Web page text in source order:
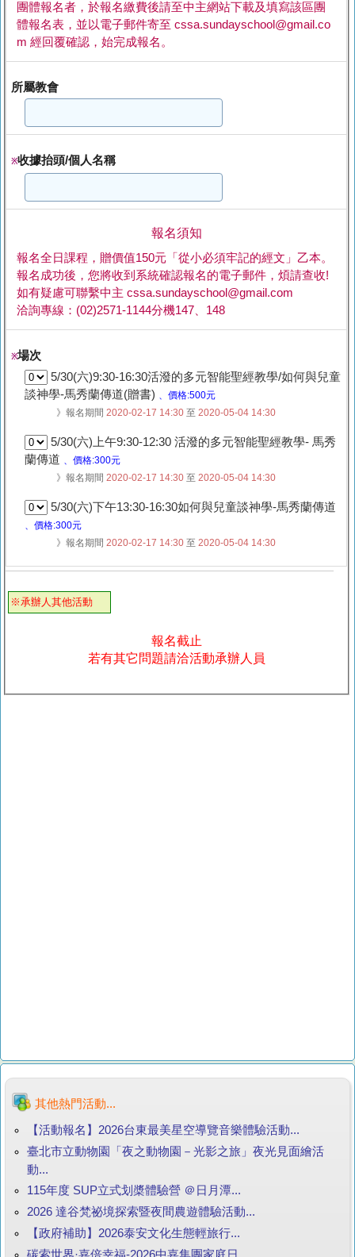
團體報名者，於報名繳費後請至中主網站下載及填寫該區團
體報名表，並以電子郵件寄至 cssa.sundayschool@gmail.co
m 經回覆確認，始完成報名。
所屬教會
※收據抬頭/個人名稱
報名須知
報名全日課程，贈價值150元「從小必須牢記的經文」乙本。
報名成功後，您將收到系統確認報名的電子郵件，煩請查收!
如有疑慮可聯繫中主 cssa.sundayschool@gmail.com
洽詢專線：(02)2571-1144分機147、148
※場次
5/30(六)9:30-16:30活潑的多元智能聖經教學/如何與兒童
談神學-馬秀蘭傳道(贈書) 、價格:500元
》報名期間 2020-02-17 14:30 至 2020-05-04 14:30
5/30(六)上午9:30-12:30 活潑的多元智能聖經教學- 馬秀
蘭傳道 、價格:300元
》報名期間 2020-02-17 14:30 至 2020-05-04 14:30
5/30(六)下午13:30-16:30如何與兒童談神學-馬秀蘭傳道
、價格:300元
》報名期間 2020-02-17 14:30 至 2020-05-04 14:30
※承辦人其他活動
報名截止
若有其它問題請洽活動承辦人員
其他熱門活動...
【活動報名】2026台東最美星空導覽音樂體驗活動...
臺北市立動物園「夜之動物園－光影之旅」夜光見面繪活
動...
115年度 SUP立式划槳體驗營 ＠日月潭...
2026 達谷梵祕境探索暨夜間農遊體驗活動...
【政府補助】2026泰安文化生態輕旅行...
碳索世界·嘉倍幸福-2026中嘉集團家庭日...